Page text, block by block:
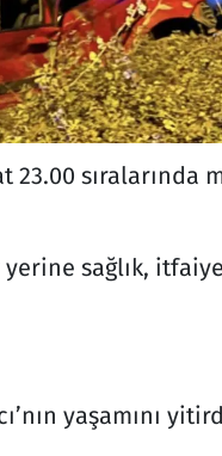
sıralarında
sağlık,
yaşamını